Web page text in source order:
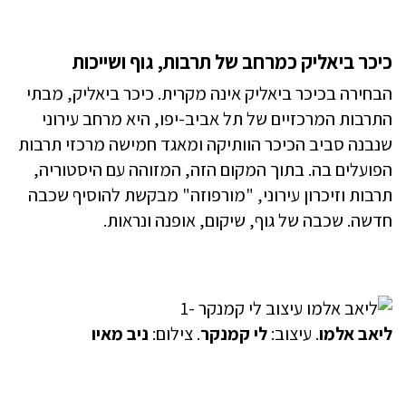
כיכר ביאליק כמרחב של תרבות, גוף ושייכות
הבחירה בכיכר ביאליק אינה מקרית. כיכר ביאליק, מבתי
התרבות המרכזיים של תל אביב-יפו, היא מרחב עירוני
שנבנה סביב הכיכר הוותיקה ומאגד חמישה מרכזי תרבות
הפועלים בה. בתוך המקום הזה, המזוהה עם היסטוריה,
תרבות וזיכרון עירוני, "מורפוזה" מבקשת להוסיף שכבה
חדשה. שכבה של גוף, שיקום, אופנה ונראות.
ליאב אלמו. עיצוב:לי קמנקר. צילום: ניב מאיו